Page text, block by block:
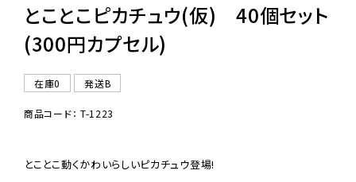
とことこピカチュウ(仮) 40個セット
(300円カプセル)
在庫0 発送B
商品コード： T-1223
とことこ動くかわいらしいピカチュウ登場!